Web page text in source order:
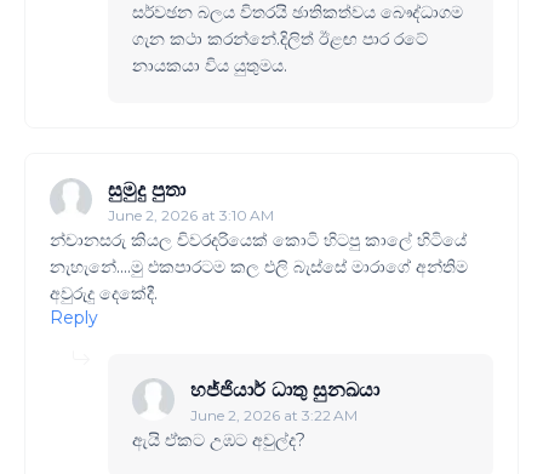
සර්වඡන බලය විතරයි ඡාතිකත්වය බෞද්ධාගම
ගැන කථා කරන්නේ.දිලිත් ඊළඟ පාර රටේ
නායකයා විය යුතුමය.
සුමුදු පුතා
June 2, 2026 at 3:10 AM
න්චානසරු කියල චිවරදරියෙක් කොටි හිටපු කාලේ හිටියේ
නැහැනේ....මු එකපාරටම කල එලි බැස්සේ මාරාගේ අන්තිම
අවුරුදු දෙකේදී.
Reply
හජ්ජියාර් ධාතු සුනඛයා
June 2, 2026 at 3:22 AM
ඇයි ඒකට උඹට අවුල්ද?